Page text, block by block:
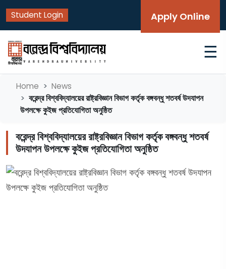
Student Login Apply Online
☰
Home News
বরেন্দ্র বিশ্ববিদ্যালয়ের রাষ্ট্রবিজ্ঞান বিভাগ কর্তৃক বঙ্গবন্ধু শতবর্ষ উদযাপন
উপলক্ষে কুইজ প্রতিযোগিতা অনুষ্ঠিত
বরেন্দ্র বিশ্ববিদ্যালয়ের রাষ্ট্রবিজ্ঞান বিভাগ কর্তৃক বঙ্গবন্ধু শতবর্ষ
উদযাপন উপলক্ষে কুইজ প্রতিযোগিতা অনুষ্ঠিত